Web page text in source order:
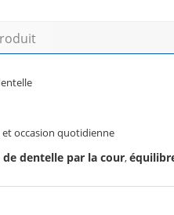
et occasion quotidienne
dentelle par la cour,